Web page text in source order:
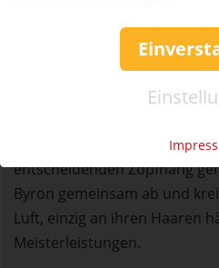
Mal in Europa und zeigt eine
außergewöhnliche Partner-
selten in deutschen Varietés
Dynamik über die Bühne,
entscheidenden Zopfhang
Byron gemeinsam ab und
Luft, einzig an ihren Haaren
Meisterleistungen.